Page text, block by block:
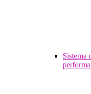
Sistema